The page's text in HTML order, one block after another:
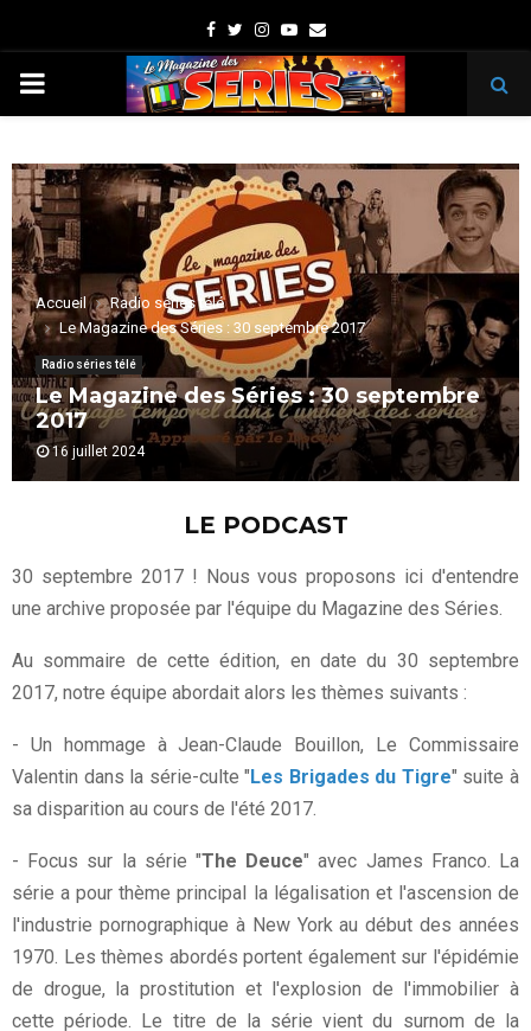
Facebook
TwitterInstagram
Youtube
Email
PRIMARY
Accueil
Radio séries télé
Le Magazine des Séries : 30 septembre 2017
Radio séries télé
Le Magazine des Séries : 30 septembre
2017
16 juillet 2024
LE PODCAST
30 septembre 2017 ! Nous vous proposons ici d'entendre
une archive proposée par l'équipe du Magazine des Séries.
Au sommaire de cette édition, en date du 30 septembre
2017, notre équipe abordait alors les thèmes suivants :
- Un hommage à Jean-Claude Bouillon, Le Commissaire
Valentin dans la série-culte "Les Brigades du Tigre" suite à
sa disparition au cours de l'été 2017.
- Focus sur la série "The Deuce" avec James Franco. La
série a pour thème principal la légalisation et l'ascension de
l'industrie pornographique à New York au début des années
1970. Les thèmes abordés portent également sur l'épidémie
de drogue, la prostitution et l'explosion de l'immobilier à
cette période. Le titre de la série vient du surnom de la